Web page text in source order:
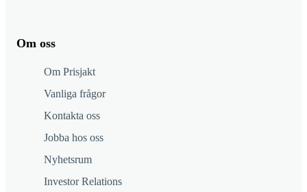
Om oss
Om Prisjakt
Vanliga frågor
Kontakta oss
Jobba hos oss
Nyhetsrum
Investor Relations